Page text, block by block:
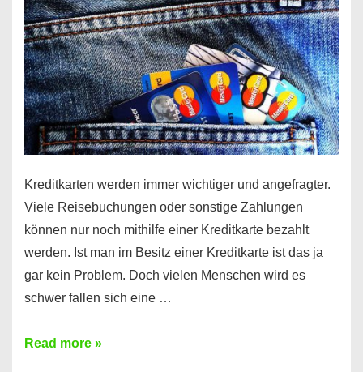
Kreditkarten werden immer wichtiger und angefragter.
Viele Reisebuchungen oder sonstige Zahlungen
können nur noch mithilfe einer Kreditkarte bezahlt
werden. Ist man im Besitz einer Kreditkarte ist das ja
gar kein Problem. Doch vielen Menschen wird es
schwer fallen sich eine …
Kreditkarte
Read more »